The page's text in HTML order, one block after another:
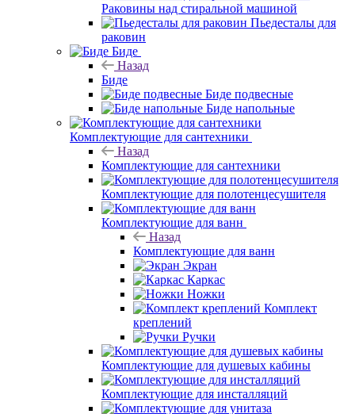
Раковины над стиральной машиной
Пьедесталы для
раковин
Биде
Назад
Биде
Биде подвесные
Биде напольные
Комплектующие для сантехники
Назад
Комплектующие для сантехники
Комплектующие для полотенцесушителя
Комплектующие для ванн
Назад
Комплектующие для ванн
Экран
Каркас
Ножки
Комплект
креплений
Ручки
Комплектующие для душевых кабины
Комплектующие для инсталляций